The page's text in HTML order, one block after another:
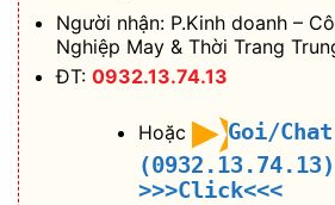
Người nhận: P.Kinh doanh –
Nghiệp May & Thời Trang
ĐT: 0932.13.74.13
Hoặc
Goi/
(0932.13.74.13)
>>>Click<<<